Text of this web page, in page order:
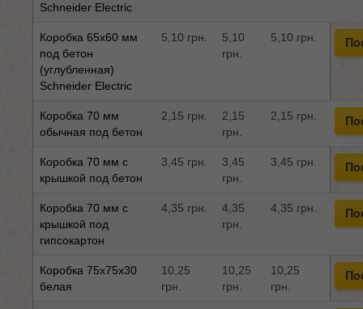
Schneider Electric
Коробка 65x60 мм
под бетон
(углубленная)
Schneider Electric
5,10 грн.
5,10
грн.
5,10 грн.
Коробка 70 мм
обычная под бетон
2,15 грн.
2,15
грн.
2,15 грн.
Коробка 70 мм с
крышкой под бетон
3,45 грн.
3,45
грн.
3,45 грн.
Коробка 70 мм с
крышкой под
гипсокартон
4,35 грн.
4,35
грн.
4,35 грн.
Коробка 75x75x30
белая
10,25
грн.
10,25
грн.
10,25
грн.